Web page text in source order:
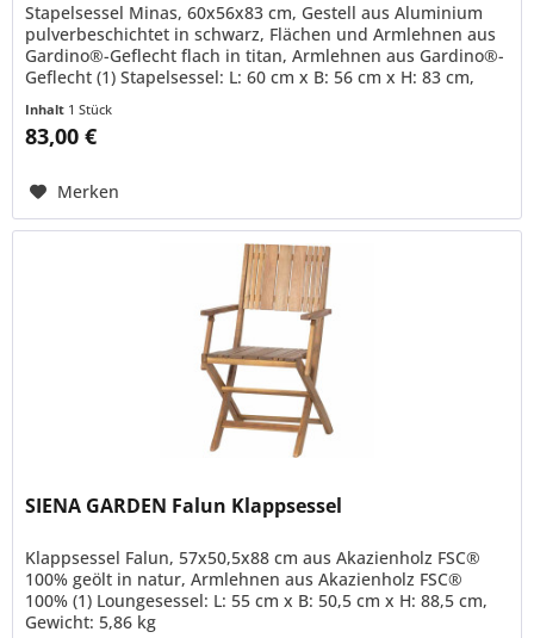
Stapelsessel Minas, 60x56x83 cm, Gestell aus Aluminium
pulverbeschichtet in schwarz, Flächen und Armlehnen aus
Gardino®-Geflecht flach in titan, Armlehnen aus Gardino®-
Geflecht (1) Stapelsessel: L: 60 cm x B: 56 cm x H: 83 cm,
Inhalt 1 Stück
83,00 €
Merken
SIENA GARDEN Falun Klappsessel
Klappsessel Falun, 57x50,5x88 cm aus Akazienholz FSC®
100% geölt in natur, Armlehnen aus Akazienholz FSC®
100% (1) Loungesessel: L: 55 cm x B: 50,5 cm x H: 88,5 cm,
Gewicht: 5,86 kg